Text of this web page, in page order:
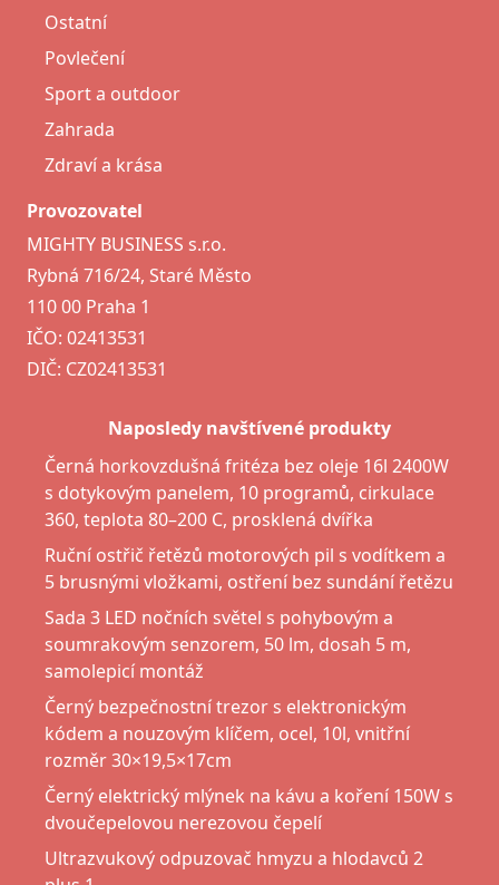
Ostatní
Povlečení
Sport a outdoor
Zahrada
Zdraví a krása
Provozovatel
MIGHTY BUSINESS s.r.o.
Rybná 716/24, Staré Město
110 00 Praha 1
IČO: 02413531
DIČ: CZ02413531
Naposledy navštívené produkty
Černá horkovzdušná fritéza bez oleje 16l 2400W
s dotykovým panelem, 10 programů, cirkulace
360, teplota 80–200 C, prosklená dvířka
Ruční ostřič řetězů motorových pil s vodítkem a
5 brusnými vložkami, ostření bez sundání řetězu
Sada 3 LED nočních světel s pohybovým a
soumrakovým senzorem, 50 lm, dosah 5 m,
samolepicí montáž
Černý bezpečnostní trezor s elektronickým
kódem a nouzovým klíčem, ocel, 10l, vnitřní
rozměr 30×19,5×17cm
Černý elektrický mlýnek na kávu a koření 150W s
dvoučepelovou nerezovou čepelí
Ultrazvukový odpuzovač hmyzu a hlodavců 2